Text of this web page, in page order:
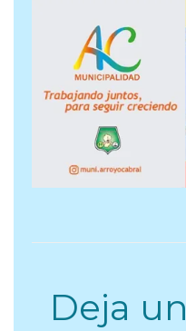
Deja un